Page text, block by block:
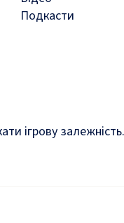
Подкасти
ігрову